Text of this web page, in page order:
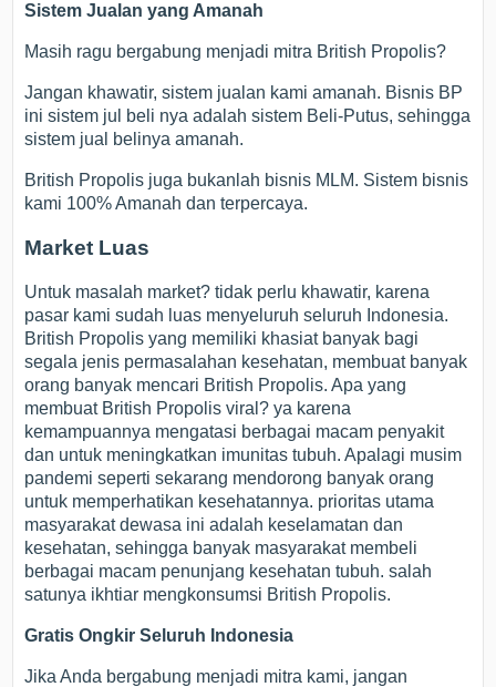
Sistem Jualan yang Amanah
Masih ragu bergabung menjadi mitra British Propolis?
Jangan khawatir, sistem jualan kami amanah. Bisnis BP
ini sistem jul beli nya adalah sistem Beli-Putus, sehingga
sistem jual belinya amanah.
British Propolis juga bukanlah bisnis MLM. Sistem bisnis
kami 100% Amanah dan terpercaya.
Market Luas
Untuk masalah market? tidak perlu khawatir, karena
pasar kami sudah luas menyeluruh seluruh Indonesia.
British Propolis yang memiliki khasiat banyak bagi
segala jenis permasalahan kesehatan, membuat banyak
orang banyak mencari British Propolis. Apa yang
membuat British Propolis viral? ya karena
kemampuannya mengatasi berbagai macam penyakit
dan untuk meningkatkan imunitas tubuh. Apalagi musim
pandemi seperti sekarang mendorong banyak orang
untuk memperhatikan kesehatannya. prioritas utama
masyarakat dewasa ini adalah keselamatan dan
kesehatan, sehingga banyak masyarakat membeli
berbagai macam penunjang kesehatan tubuh. salah
satunya ikhtiar mengkonsumsi British Propolis.
Gratis Ongkir Seluruh Indonesia
Jika Anda bergabung menjadi mitra kami, jangan